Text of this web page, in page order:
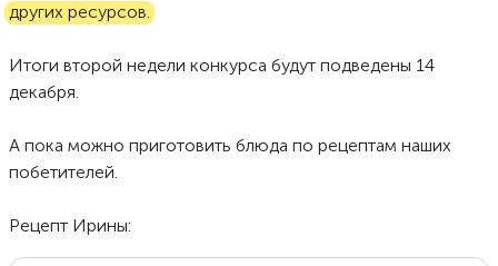
других ресурсов.
Итоги второй недели конкурса будут подведены 14
декабря.
А пока можно приготовить блюда по рецептам наших
побетителей.
Рецепт Ирины: